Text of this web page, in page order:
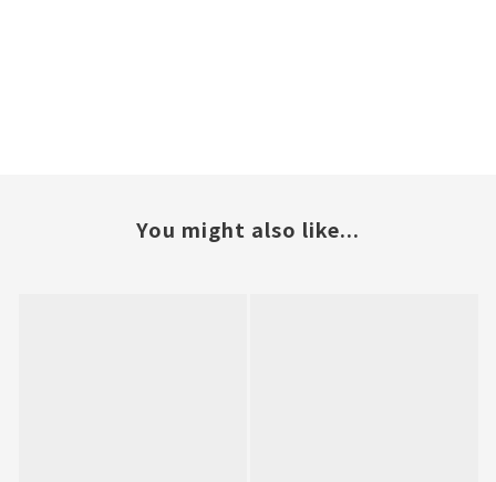
You might also like...